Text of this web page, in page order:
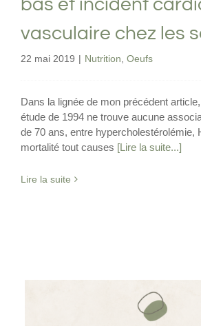
bas et incident
vasculaire chez les
22 mai 2019 | Nutrition Oeufs
Dans la lignée de mon précédent
étude de 1994 ne trouve aucune
de 70 ans, entre hypercholestérolémie,
mortalité tout causes [Lire la suite...]
Lire la suite